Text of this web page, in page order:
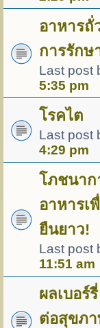
อาหารถั่
การรักษ
Last post
5:35 pm
โรคไต
Last post
4:29 pm
โภชนาก
อาหารเ
ยืนยาว!
Last post
11:51 am
ผลเบอร์
ต่อสุขภ